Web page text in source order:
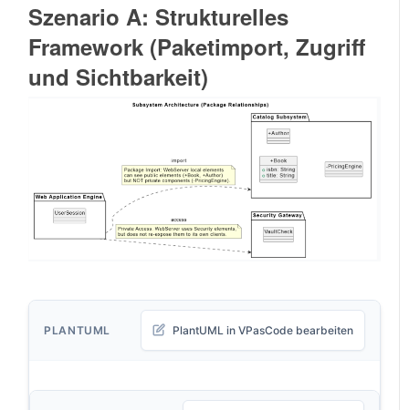
Szenario A: Strukturelles
Framework (Paketimport, Zugriff
und Sichtbarkeit)
PLANTUML PlantUML in VPasCode bearbeiten